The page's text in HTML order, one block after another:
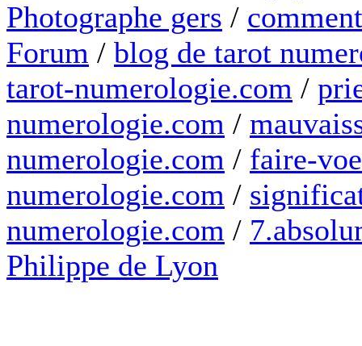
Photographe gers /
Forum / blog de tarot
tarot-numerologie.com /
numerologie.com /
numerologie.com / faire-
numerologie.com /
numerologie.com /
Philippe de Lyon